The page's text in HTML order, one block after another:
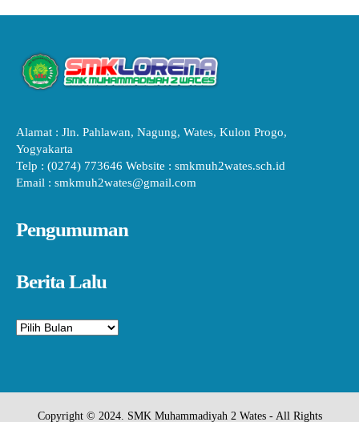
Alamat : Jln. Pahlawan, Nagung, Wates, Kulon Progo,
Yogyakarta
Telp : (0274) 773646 Website : smkmuh2wates.sch.id
Email : smkmuh2wates@gmail.com
Pengumuman
Berita Lalu
Arsip
Copyright © 2024. SMK Muhammadiyah 2 Wates - All Rights